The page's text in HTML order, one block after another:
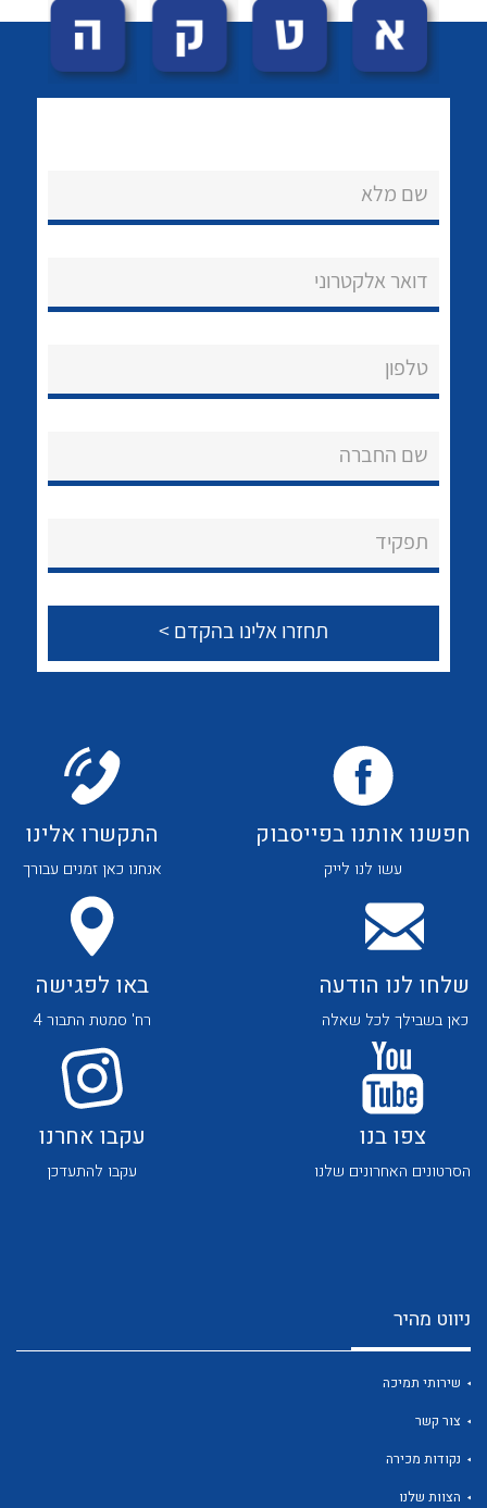
הצוות שלנו
שירותי תמיכה
לכל מוצרי היצרן לכל מוצרי היצרן
לכל מוצרי היצרן לכל מוצרי היצרן
לכל מוצרי היצרן לכל מוצרי היצרן
לכל מוצרי היצרן
שם מלא
דואר אלקטרוני
טלפון
שם החברה
תפקיד
חפשנו אותנו בפייסבוק
עשו לנו לייק
התקשרו אלינו
אנחנו כאן זמנים עבורך
שלחו לנו הודעה
כאן בשבילך לכל שאלה
באו לפגישה
רח' סמטת התבור 4
צפו בנו
הסרטונים האחרונים שלנו
עקבו אחרנו
עקבו להתעדכן
ניווט מהיר
שירותי תמיכה
צור קשר
נקודות מכירה
הצוות שלנו